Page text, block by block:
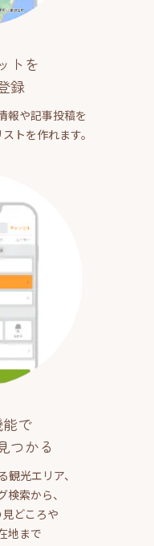
トを
録
報や記事投稿を
トを作れます。
で
つかる
光エリア、
索から、
どころや
地まで